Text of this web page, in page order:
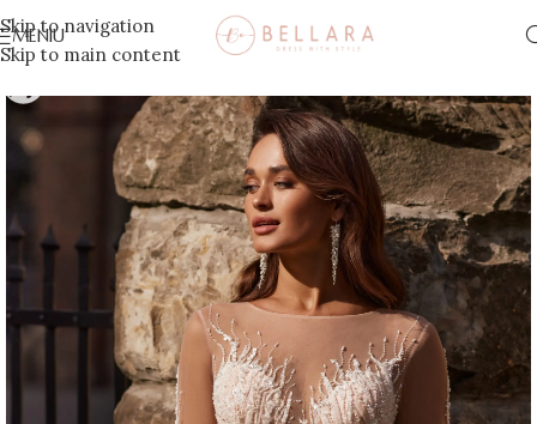
Skip to navigation
Skip to main content
MENIU